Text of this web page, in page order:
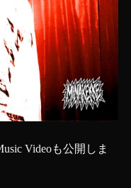
Videoも公開しま